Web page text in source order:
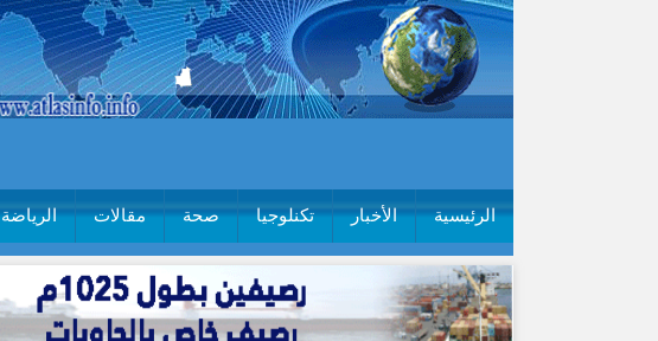
الرئيسية الأخبار تكنلوجيا صحة مقالات الرياضة